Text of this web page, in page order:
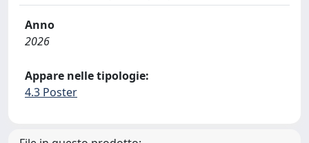
Anno
2026
Appare nelle tipologie:
4.3 Poster